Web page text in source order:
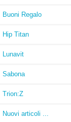
Buoni Regalo
Hip Titan
Lunavit
Sabona
Trion:Z
Nuovi articoli ...